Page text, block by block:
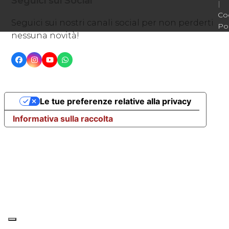
Seguici sui nostri canali social per non perderti
nessuna novità!
Facebook
Instagram
YouTubeWhatsapp
|
Informativa sulla raccolta
Le tue preferenze relative alla privacy